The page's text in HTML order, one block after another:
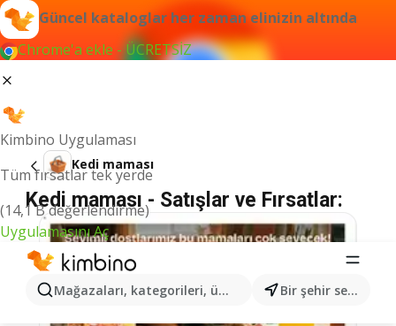
Güncel kataloglar her zaman elinizin altında
Chrome'a ekle - ÜCRETSİZ
Kimbino Uygulaması
Tüm fırsatlar tek yerde
(14,1 B değerlendirme)
Uygulamasını Aç
Mağazaları, kategorileri, ürünleri arayın... Bir şehir seçin
Kedi maması
Kedi maması - Satışlar ve Fırsatlar: